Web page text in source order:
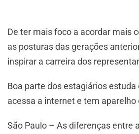
De ter mais foco a acordar mais
as posturas das gerações
inspirar a carreira dos
Boa parte dos estagiários estuda
acessa a internet e tem aparelho
São Paulo – As diferenças entre